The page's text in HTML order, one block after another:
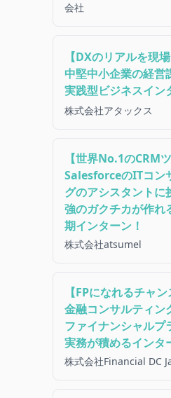
会社
【DXのリアルを現
中堅中小企業の経営
実践型ビジネスイン
株式会社アタックス
【世界No.1のCRM
SalesforceのITコン
グのアシスタントに
強のガクチカが作れ
期インターン！
株式会社atsumel
【FPになれるチャ
金融コンサルティン
ファイナンシャルプ
実務が積めるインタ
株式会社Financial DC